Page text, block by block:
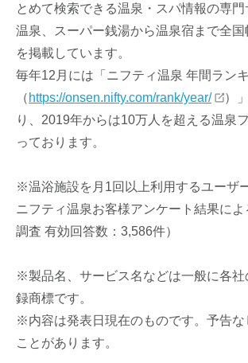
とめて検索できる温泉・スパ情報の専門
温泉、スーパー銭湯から温泉宿まで全国
を掲載しています。
毎年12月には「ニフティ温泉 年間ラン
（ https://onsen.nifty.com/rank/year/
）
り、2019年からは10万人を超える温泉
っております。
※温浴施設を月1回以上利用するユーザ
ニフティ温泉お客様アンケート結果によ
調査 有効回答数：3,586件）
※製品名、サービス名などは一般に各社
録商標です。
※内容は発表日現在のものです。予告な
ことがあります。